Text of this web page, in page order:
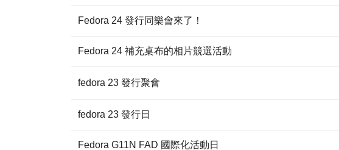
Fedora 24 發行同樂會來了！
Fedora 24 補充桌布的相片競選活動
fedora 23 發行聚會
fedora 23 發行日
Fedora G11N FAD 國際化活動日